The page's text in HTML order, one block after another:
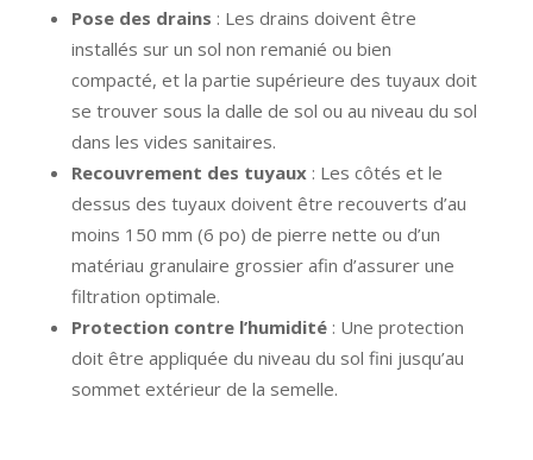
Pose des drains : Les drains doivent être
installés sur un sol non remanié ou bien
compacté, et la partie supérieure des tuyaux doit
se trouver sous la dalle de sol ou au niveau du sol
dans les vides sanitaires.
Recouvrement des tuyaux: Les côtés et le
dessus des tuyaux doivent être recouverts d’au
moins 150 mm (6 po) de pierre nette ou d’un
matériau granulaire grossier afin d’assurer une
filtration optimale.
Protection contre l’humidité: Une protection
doit être appliquée du niveau du sol fini jusqu’au
sommet extérieur de la semelle.